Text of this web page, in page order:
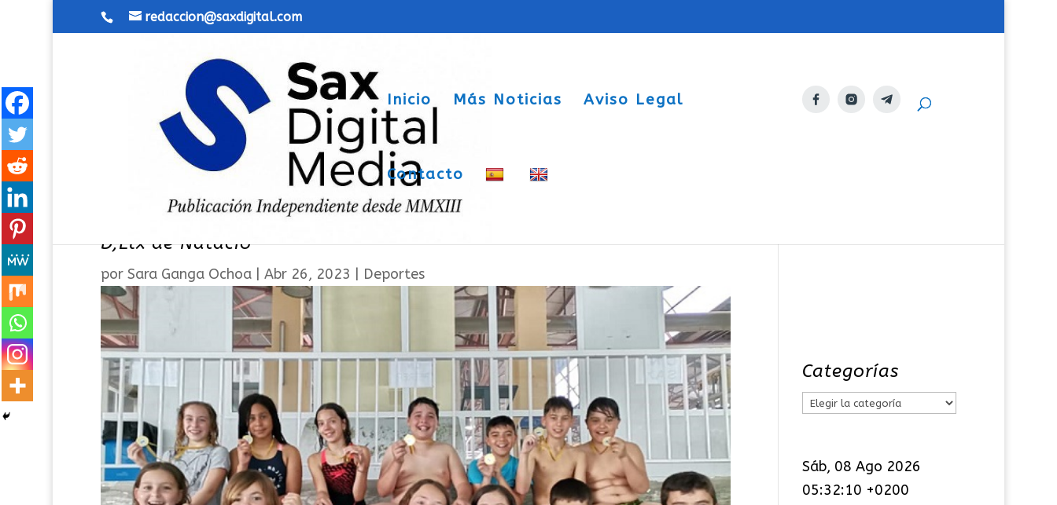
redaccion@saxdigital.com
Inicio Más Noticias Aviso Legal
Contacto
Nutrida participación de nadadores sajeños en el I Trofeo Ciutat
D,Elx de Natació
por Sara Ganga Ochoa| Abr 26, 2023 Deportes
Categorías
C
e
g
Sáb, 08 Ago 2026
05:32:11 +0200